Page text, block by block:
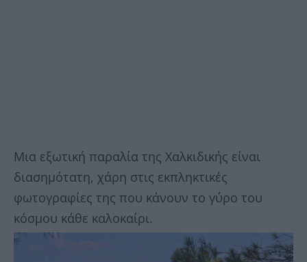
Μια εξωτική παραλία της Χαλκιδικής είναι
διασημότατη, χάρη στις εκπληκτικές
φωτογραφίες της που κάνουν το γύρο του
κόσμου κάθε καλοκαίρι.